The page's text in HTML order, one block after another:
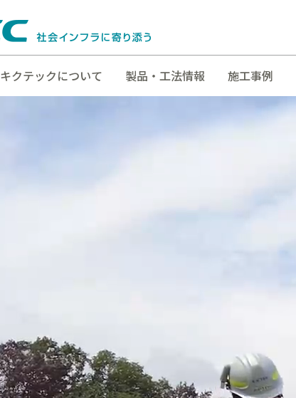
キクテックについて 製品・工法情報 施工事例